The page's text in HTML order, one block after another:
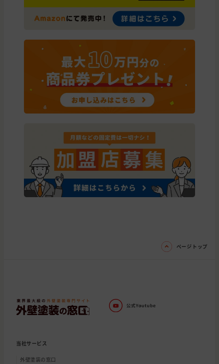
ページトップ
当社サービス
外壁塗装の窓口